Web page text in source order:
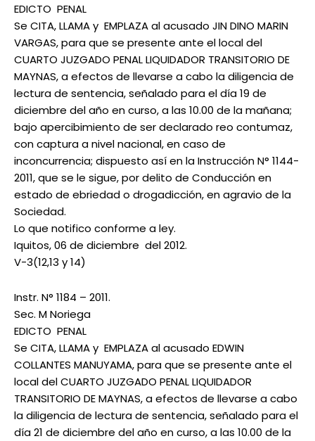
EDICTO PENAL
Se CITA, LLAMA y EMPLAZA al acusado JIN DINO MARIN
VARGAS, para que se presente ante el local del
CUARTO JUZGADO PENAL LIQUIDADOR TRANSITORIO DE
MAYNAS, a efectos de llevarse a cabo la diligencia de
lectura de sentencia, señalado para el día 19 de
diciembre del año en curso, a las 10.00 de la mañana;
bajo apercibimiento de ser declarado reo contumaz,
con captura a nivel nacional, en caso de
inconcurrencia; dispuesto así en la Instrucción N° 1144-
2011, que se le sigue, por delito de Conducción en
estado de ebriedad o drogadicción, en agravio de la
Sociedad.
Lo que notifico conforme a ley.
Iquitos, 06 de diciembre del 2012.
V-3(12,13 y 14)
Instr. N° 1184 – 2011.
Sec. M Noriega
EDICTO PENAL
Se CITA, LLAMA y EMPLAZA al acusado EDWIN
COLLANTES MANUYAMA, para que se presente ante el
local del CUARTO JUZGADO PENAL LIQUIDADOR
TRANSITORIO DE MAYNAS, a efectos de llevarse a cabo
la diligencia de lectura de sentencia, señalado para el
día 21 de diciembre del año en curso, a las 10.00 de la